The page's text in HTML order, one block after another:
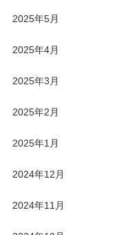
2025年5月
2025年4月
2025年3月
2025年2月
2025年1月
2024年12月
2024年11月